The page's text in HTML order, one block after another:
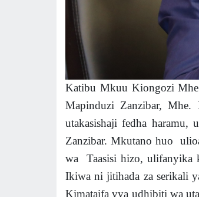
Katibu Mkuu Kiongozi
Mapinduzi Zanzibar, Mhe.
utakasishaji fedha haramu,
Zanzibar. Mkutano huo
wa Taasisi hizo, ulifanyika
Ikiwa ni jitihada za serikali
Kimataifa vya udhibiti wa